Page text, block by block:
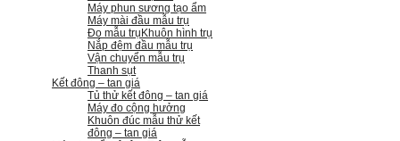
Máy phun sương tạo ẩm
Máy mài đầu mẫu trụ
Đo mẫu trụ Khuôn hình trụ
Nắp đệm đầu mẫu trụ
Vận chuyển mẫu trụ
Thanh sụt
Kết đông – tan giá
Tủ thử kết đông – tan giá
Máy đo cộng hưởng
Khuôn đúc mẫu thử kết
đông – tan giá